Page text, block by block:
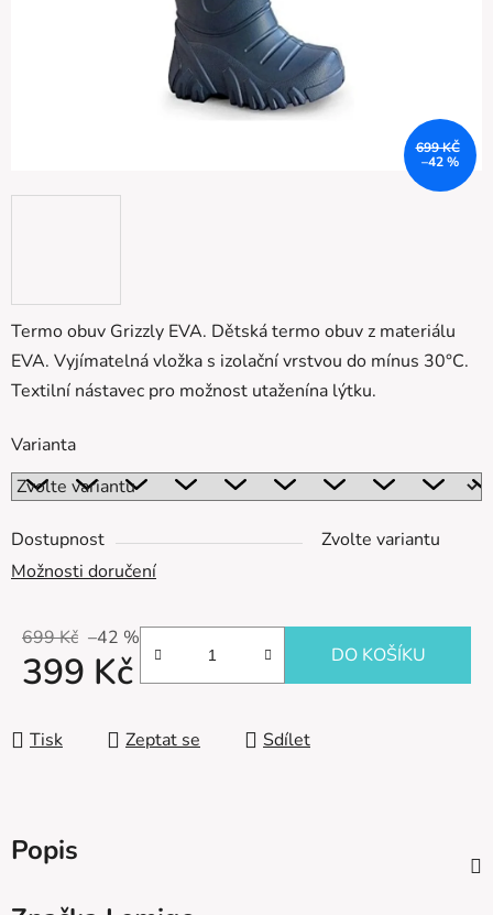
Termo obuv Grizzly EVA. Dětská termo obuv z materiálu
EVA. Vyjímatelná vložka s izolační vrstvou do mínus 30°C.
Textilní nástavec pro možnost utaženína lýtku.
Varianta
Dostupnost
Zvolte variantu
Možnosti doručení
699 Kč –42 %
399 Kč DO KOŠÍKU
Tisk Zeptat se Sdílet
699 KČ
–42 %
Popis